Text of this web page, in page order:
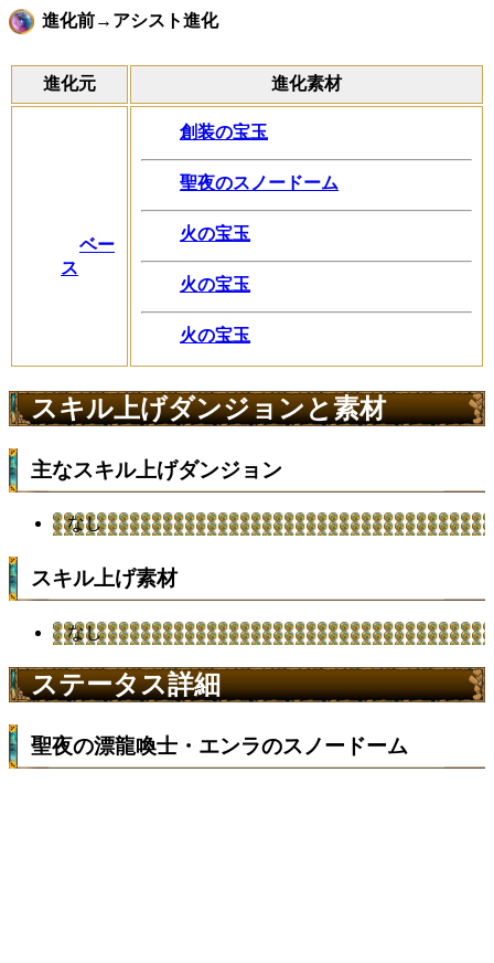
進化前→アシスト進化
進化元 進化素材
ベー
ス
創装の宝玉
聖夜のスノードーム
火の宝玉
火の宝玉
火の宝玉
スキル上げダンジョンと素材
主なスキル上げダンジョン
なし
スキル上げ素材
なし
ステータス詳細
聖夜の漂龍喚士・エンラのスノードーム